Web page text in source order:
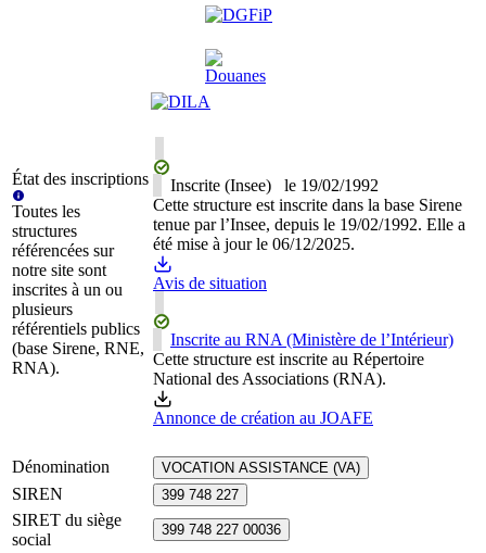
État des inscriptions
Toutes les
structures
référencées sur
notre site sont
inscrites à un ou
plusieurs
référentiels publics
(base Sirene, RNE,
RNA).
Inscrite (Insee) le 19/02/1992
Cette structure est inscrite dans la base Sirene
tenue par l’Insee, depuis le 19/02/1992. Elle a
été mise à jour le 06/12/2025.
Avis de situation
Inscrite au RNA (Ministère de l’Intérieur)
Cette structure est inscrite au Répertoire
National des Associations (RNA).
Annonce de création au JOAFE
Dénomination VOCATION ASSISTANCE (VA)
SIREN 399 748 227
SIRET du siège
social
399 748 227 00036